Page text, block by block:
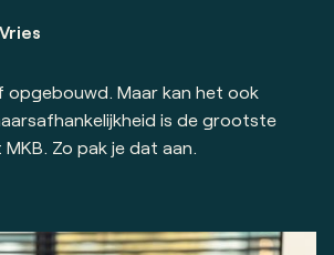
opgebouwd. Maar kan het ook
is de grootste
Zo pak je dat aan.